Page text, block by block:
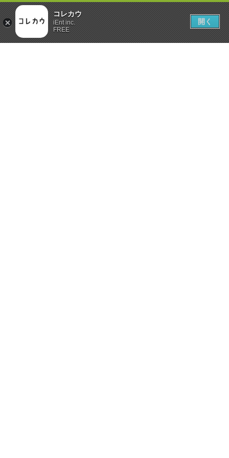
コレカウ
iEnt inc.
FREE
開く